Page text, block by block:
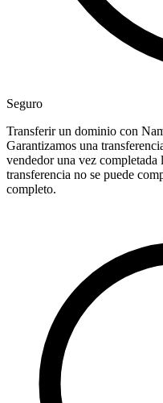
Seguro
Transferir un dominio con
Garantizamos una
vendedor una vez
transferencia no se puede
completo.